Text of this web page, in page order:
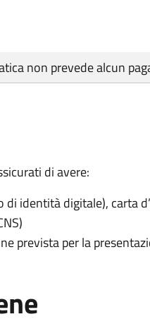
non prevede alcun
di avere:
di identità digitale), carta
prevista per la